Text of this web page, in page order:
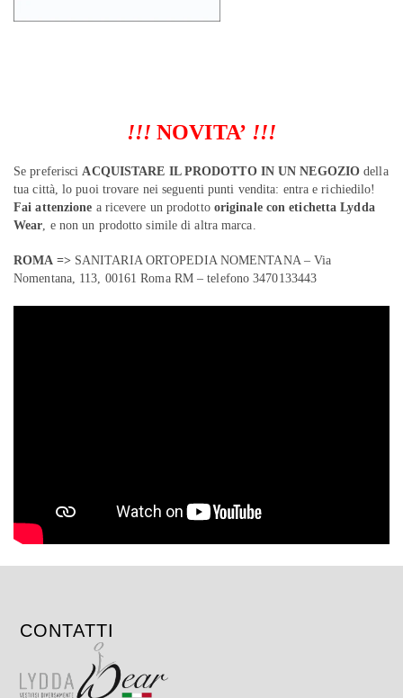
!!! NOVITA’ !!!
Se preferisci ACQUISTARE IL PRODOTTO IN UN NEGOZIO della
tua città, lo puoi trovare nei seguenti punti vendita: entra e richiedilo!
Fai attenzione a ricevere un prodotto originale con etichetta Lydda
Wear , e non un prodotto simile di altra marca.
ROMA =>SANITARIA ORTOPEDIA NOMENTANA – Via
Nomentana, 113, 00161 Roma RM – telefono 3470133443
CONTATTI